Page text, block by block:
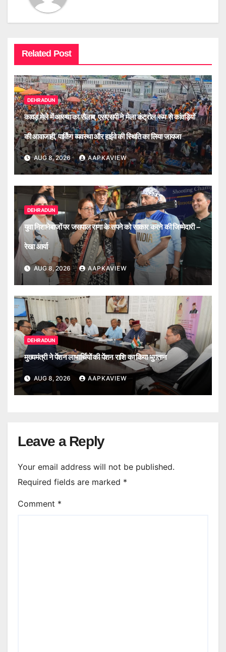
Related Post
DEHRADUN
कावड़ मेले में आस्था का सैलाब, एसएसपी ने मेला कंट्रोल रूम से कांवड़ियों
की आवाजाही, पार्किंग व्यवस्था और हाईवे की स्थिति का लिया जायजा
AUG 8, 2026 AAPKAVIEW
DEHRADUN
युवा निशानेबाजों पर जसपाल राणा के सपने को साकार करने की जिम्मेदारी –
रेखा आर्या
AUG 8, 2026 AAPKAVIEW
DEHRADUN
मुख्यमंत्री ने पेंशन लाभार्थियों की पेंशन राशि का किया भुगतान
AUG 8, 2026 AAPKAVIEW
Leave a Reply
Your email address will not be published.
Required fields are marked *
Comment *